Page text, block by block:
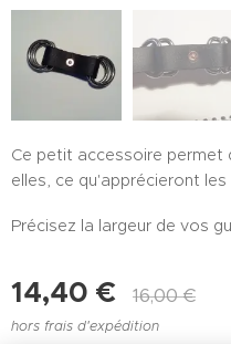
Ce petit accessoire permet
elles, ce qu'apprécieront les
Précisez la largeur de vos
14,40 € 16,00€
hors frais d'expédition